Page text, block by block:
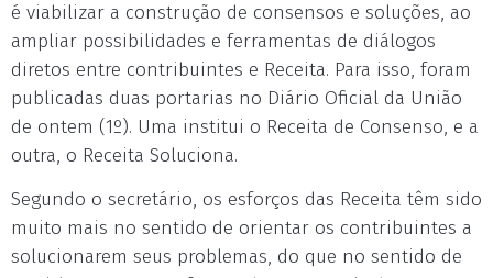
é viabilizar a construção de consensos e soluções, ao
ampliar possibilidades e ferramentas de diálogos
diretos entre contribuintes e Receita. Para isso, foram
publicadas duas portarias no Diário Oficial da União
de ontem (1º). Uma institui o Receita de Consenso, e a
outra, o Receita Soluciona.
Segundo o secretário, os esforços das Receita têm sido
muito mais no sentido de orientar os contribuintes a
solucionarem seus problemas, do que no sentido de